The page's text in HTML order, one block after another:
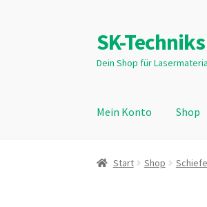
Zur
Navigation
springen
Zum
Inhalt
springen
SK-Techniks
Dein Shop für
Mein Konto Shop
Start Aktivität
Start Shop